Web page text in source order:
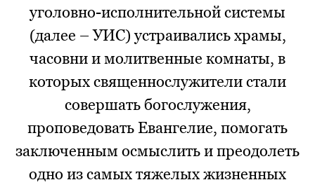
уголовно-исполнительной системы
(далее – УИС) устраивались храмы,
часовни и молитвенные комнаты, в
которых священнослужители стали
совершать богослужения,
проповедовать Евангелие, помогать
заключенным осмыслить и преодолеть
одно из самых тяжелых жизненных